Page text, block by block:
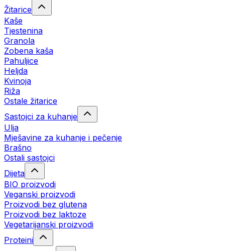
Žitarice
Kaše
Tjestenina
Granola
Zobena kaša
Pahuljice
Heljda
Kvinoja
Riža
Ostale žitarice
Sastojci za kuhanje
Ulja
Mješavine za kuhanje i pečenje
Brašno
Ostali sastojci
Dijeta
BIO proizvodi
Veganski proizvodi
Proizvodi bez glutena
Proizvodi bez laktoze
Vegetarijanski proizvodi
Proteini